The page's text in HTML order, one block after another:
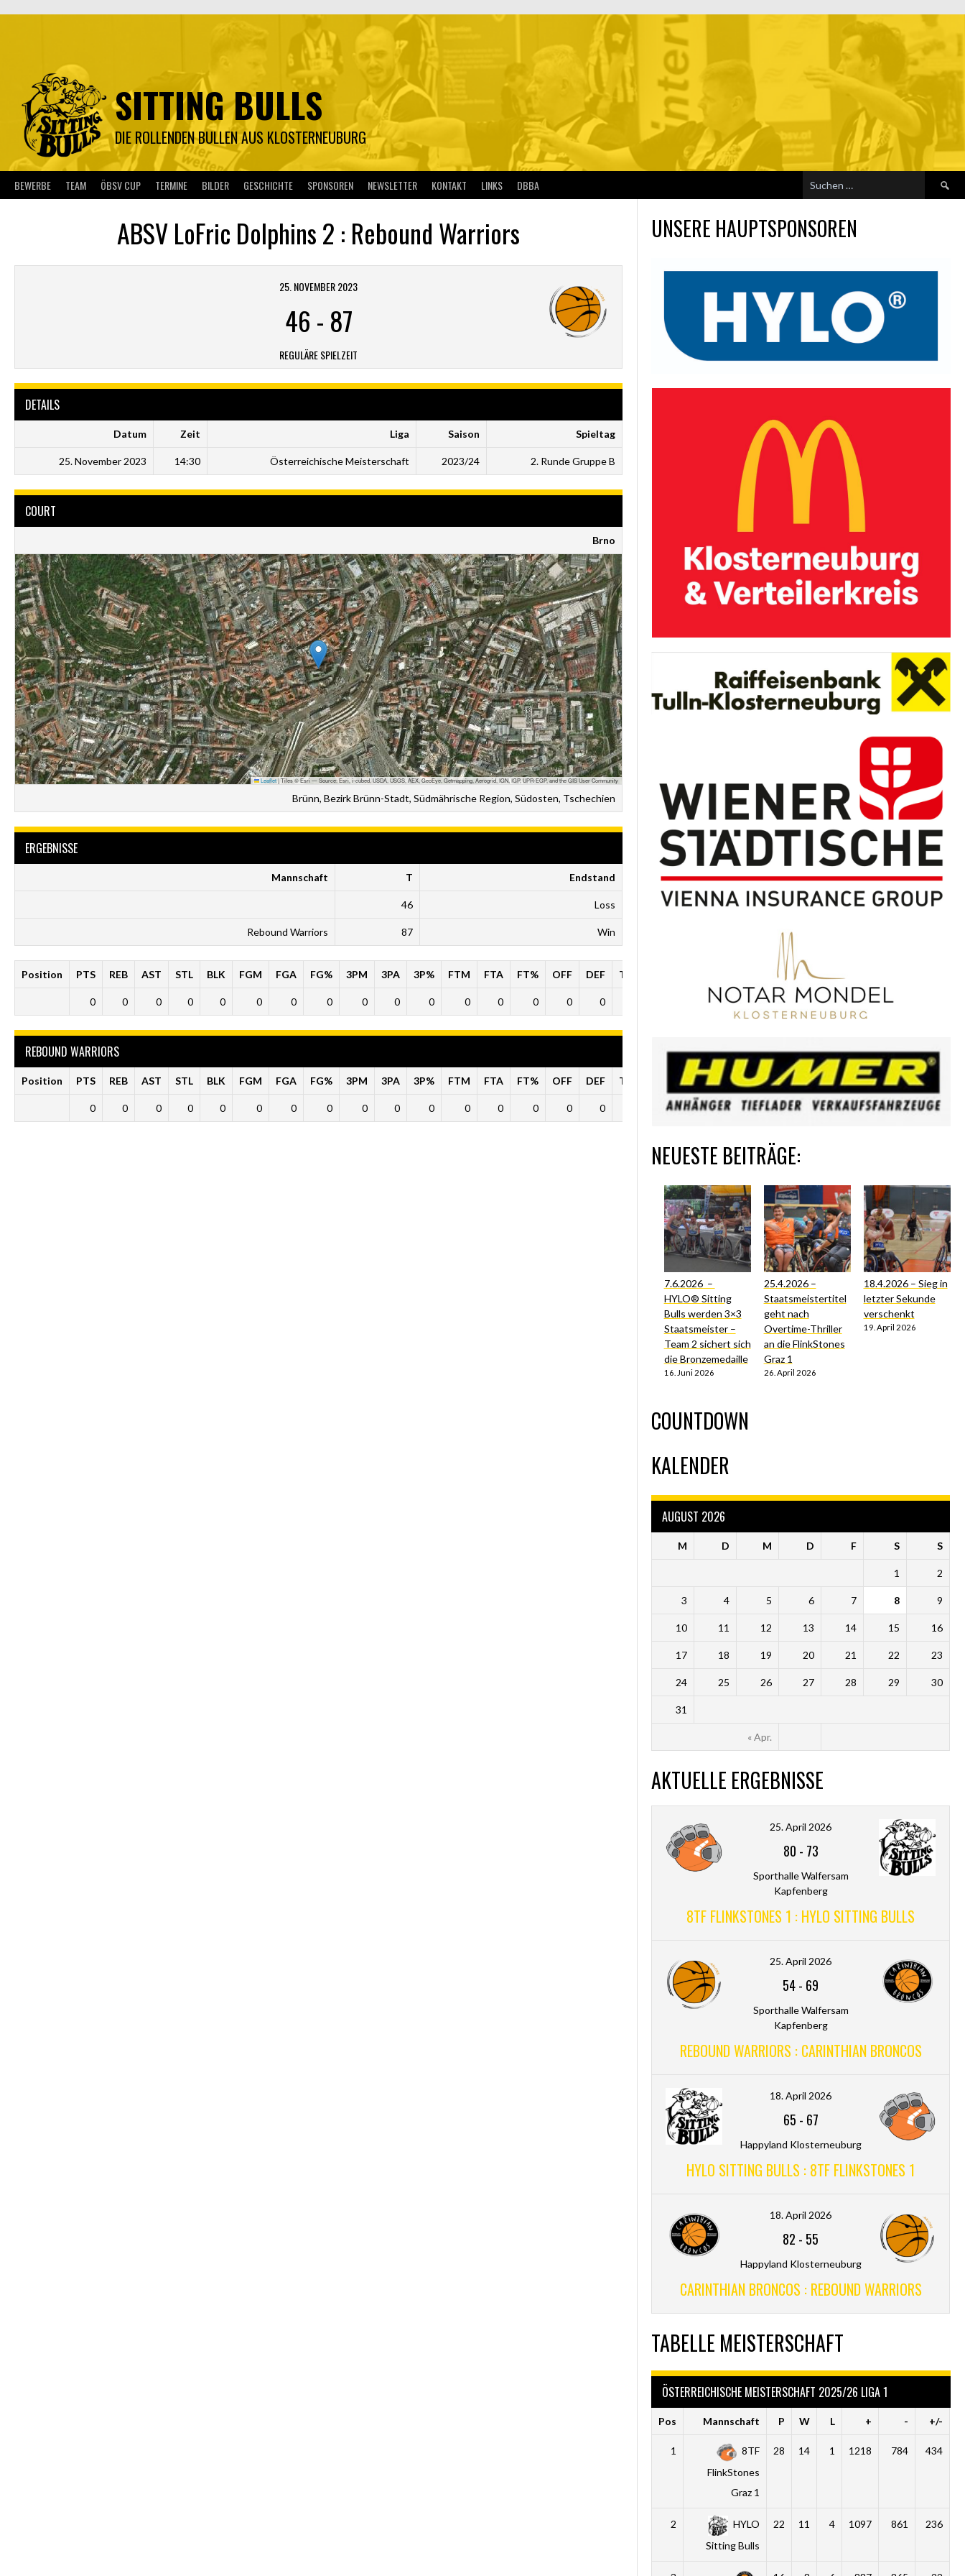
SITTING BULLS
DIE ROLLENDEN BULLEN AUS KLOSTERNEUBURG
BEWERBE TEAM ÖBSV CUP TERMINE BILDER GESCHICHTE SPONSOREN NEWSLETTER KONTAKT LINKS DBBA
Suchen
nach:
ABSV LoFric Dolphins 2 : Rebound Warriors
25. NOVEMBER 2023
46 - 87
REGULÄRE SPIELZEIT
DETAILS
Datum Zeit Liga Saison Spieltag
25. November 2023 14:30 Österreichische Meisterschaft 2023/24 2. Runde Gruppe B
COURT
Brno
Leaflet|Tiles © Esri — Source: Esri, i-cubed, USDA, USGS, AEX, GeoEye, Getmapping, Aerogrid, IGN, IGP, UPR-EGP, and the GIS User Community
Brünn, Bezirk Brünn-Stadt, Südmährische Region, Südosten, Tschechien
ERGEBNISSE
Mannschaft T Endstand
46 Loss
Rebound Warriors 87 Win
Position PTS REB AST STL BLK FGM FGA FG% 3PM 3PA 3P% FTM FTA FT% OFF DEF TO
0 0 0 0 0 0 0 0 0 0 0 0 0 0 0 0
REBOUND WARRIORS
Position PTS REB AST STL BLK FGM FGA FG% 3PM 3PA 3P% FTM FTA FT% OFF DEF TO
0 0 0 0 0 0 0 0 0 0 0 0 0 0 0 0
UNSERE HAUPTSPONSOREN
NEUESTE BEITRÄGE:
7.6.2026 –
HYLO® Sitting
Bulls werden 3×3
Staatsmeister –
Team 2 sichert sich
die Bronzemedaille
16. Juni 2026
25.4.2026 –
Staatsmeistertitel
geht nach
Overtime-Thriller
an die FlinkStones
Graz 1
26. April 2026
18.4.2026 – Sieg in
letzter Sekunde
verschenkt
19. April 2026
COUNTDOWN
KALENDER
AUGUST 2026
M D M D F S S
« Apr.
1 2
3 4 5 6 7 8 9
10 11 12 13 14 15 16
17 18 19 20 21 22 23
24 25 26 27 28 29 30
31
AKTUELLE ERGEBNISSE
25. April 2026
80 - 73
Sporthalle Walfersam
Kapfenberg
8TF FLINKSTONES 1 : HYLO SITTING BULLS
25. April 2026
54- 69
Sporthalle Walfersam
Kapfenberg
REBOUND WARRIORS : CARINTHIAN BRONCOS
18. April 2026
65 - 67
Happyland Klosterneuburg
HYLO SITTING BULLS : 8TF FLINKSTONES 1
18. April 2026
82 - 55
Happyland Klosterneuburg
CARINTHIAN BRONCOS : REBOUND WARRIORS
TABELLE MEISTERSCHAFT
ÖSTERREICHISCHE MEISTERSCHAFT 2025/26 LIGA 1
Pos Mannschaft P W L + - +/-
1
8TF
FlinkStones
Graz 1
28 14 1 1218 784 434
2
HYLO
Sitting Bulls
22 11 4 1097 861 236